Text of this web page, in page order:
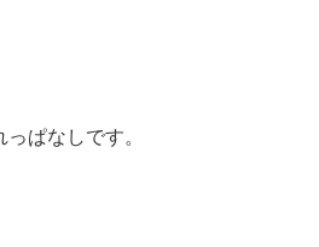
ぱなしです。